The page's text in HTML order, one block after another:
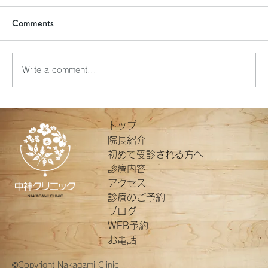
ふれあいサロン勉強会
Comments
Write a comment...
​©Copyright Nakagami Clinic
トップ
院長紹介
初めて受診される方へ
診療内容
アクセス
診療のご予約
ブログ
WEB予約
お電話